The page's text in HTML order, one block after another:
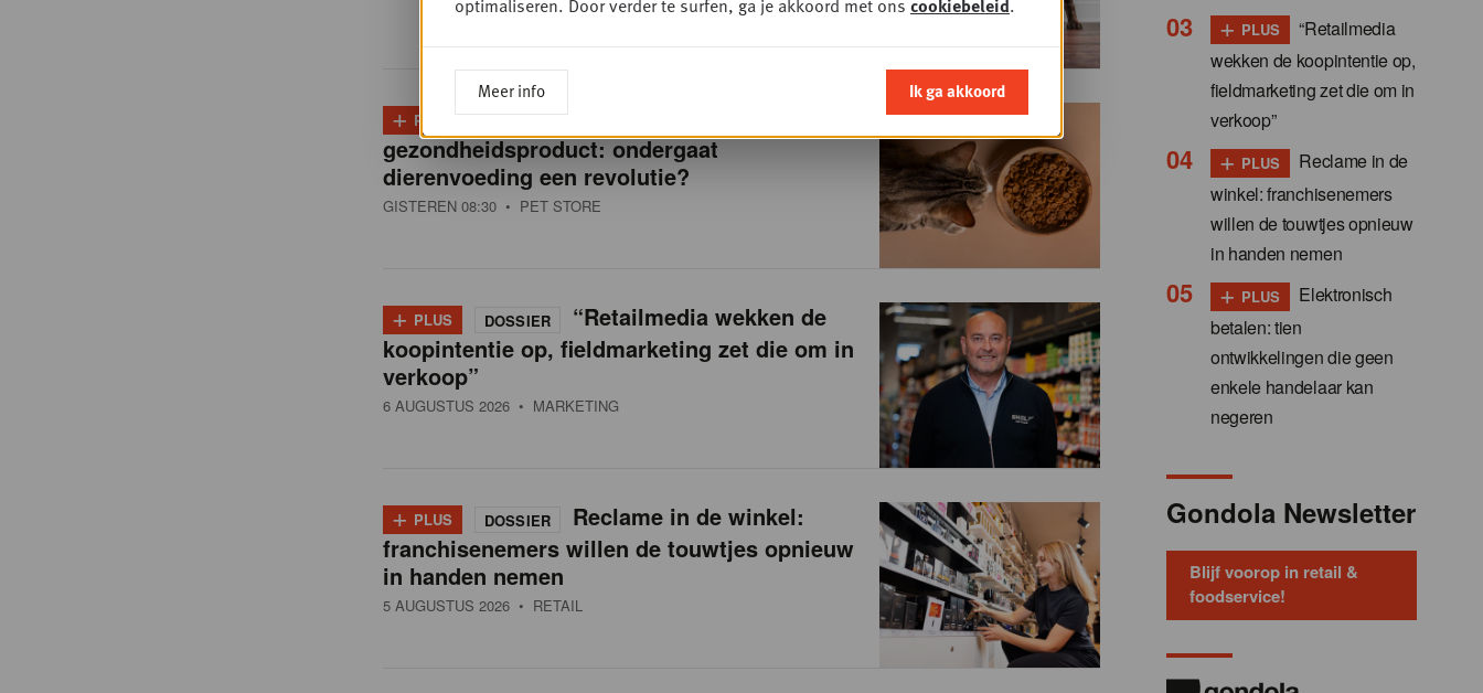
+ PLUS DOSSIER
gezondheidsproduct: ondergaat
dierenvoeding een revolutie?
GISTEREN 08:30 • PET STORE
+ PLUS DOSSIER
“Retailmedia wekken de
koopintentie op, fieldmarketing zet die om in
verkoop”
6 AUGUSTUS 2026 • MARKETING
+ PLUS DOSSIER
Reclame in de winkel:
franchisenemers willen de touwtjes opnieuw
in handen nemen
5 AUGUSTUS 2026 • RETAIL
+ PLUS
“Retailmedia
wekken de koopintentie op,
fieldmarketing zet die om in
verkoop”
+ PLUS
Reclame in de
winkel: franchisenemers
willen de touwtjes opnieuw
in handen nemen
+ PLUS
Elektronisch
betalen: tien
ontwikkelingen die geen
enkele handelaar kan
negeren
Gondola Newsletter
Blijf voorop in retail &
foodservice!
optimaliseren. Door verder te surfen, ga je akkoord met ons cookiebeleid.
Meer info Ik ga akkoord